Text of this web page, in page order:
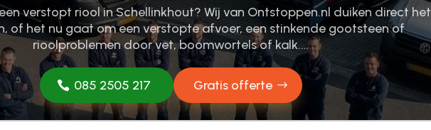
verstopt riool in Schellinkhout? Wij van Ontstoppen.​nl duiken direct het
of het nu gaat om een verstopte afvoer, een stinkende gootsteen of
rioolproblemen door vet, boomwortels of kalk.​…
085 2505 217 Gratis offerte